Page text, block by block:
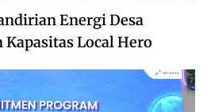
Energi Desa
Local Hero